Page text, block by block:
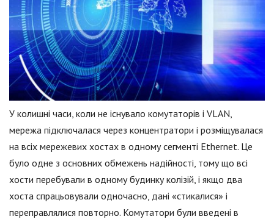
У колишні часи, коли не існувало комутаторів і VLAN,
мережа підключалася через концентратори і розміщувалася
на всіх мережевих хостах в одному сегменті Ethernet. Це
було одне з основних обмежень надійності, тому що всі
хости перебували в одному будинку колізій, і якщо два
хоста спрацьовували одночасно, дані «стикалися» і
переправлялися повторно. Комутатори були введені в